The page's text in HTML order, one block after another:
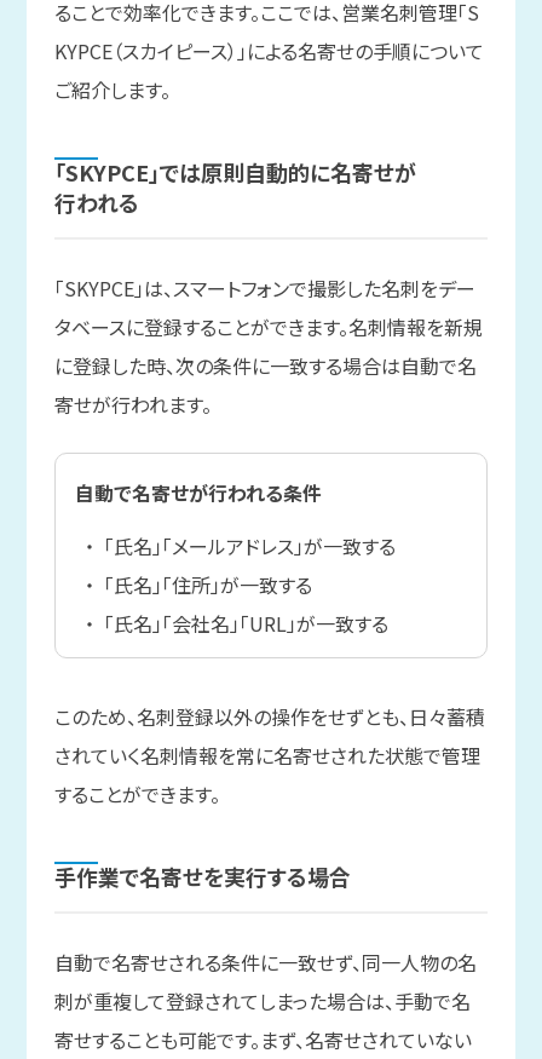
ることで効率化できます。ここでは、営業名刺管理「S
KYPCE（スカイピース）」による名寄せの手順について
ご紹介します。
「SKYPCE」では原則自動的に名寄せが
行われる
「SKYPCE」は、スマートフォンで撮影した名刺をデー
タベースに登録することができます。名刺情報を新規
に登録した時、次の条件に一致する場合は自動で名
寄せが行われます。
自動で名寄せが行われる条件
「氏名」「メールアドレス」が一致する
「氏名」「住所」が一致する
「氏名」「会社名」「URL」が一致する
このため、名刺登録以外の操作をせずとも、日々蓄積
されていく名刺情報を常に名寄せされた状態で管理
することができます。
手作業で名寄せを実行する場合
自動で名寄せされる条件に一致せず、同一人物の名
刺が重複して登録されてしまった場合は、手動で名
寄せすることも可能です。まず、名寄せされていない